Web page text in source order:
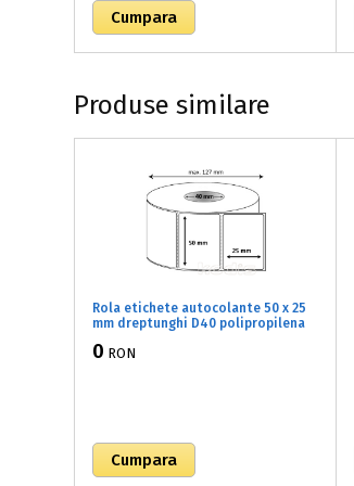
Produse similare
Rola etichete autocolante 50 x 25
mm dreptunghi D40 polipropilena
buc/rola (71x050025)
0 RON